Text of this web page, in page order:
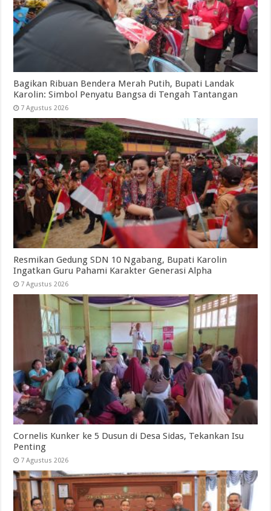
Bagikan Ribuan Bendera Merah Putih, Bupati Landak
Karolin: Simbol Penyatu Bangsa di Tengah Tantangan
7 Agustus 2026
Resmikan Gedung SDN 10 Ngabang, Bupati Karolin
Ingatkan Guru Pahami Karakter Generasi Alpha
7 Agustus 2026
Cornelis Kunker ke 5 Dusun di Desa Sidas, Tekankan Isu
Penting
7 Agustus 2026